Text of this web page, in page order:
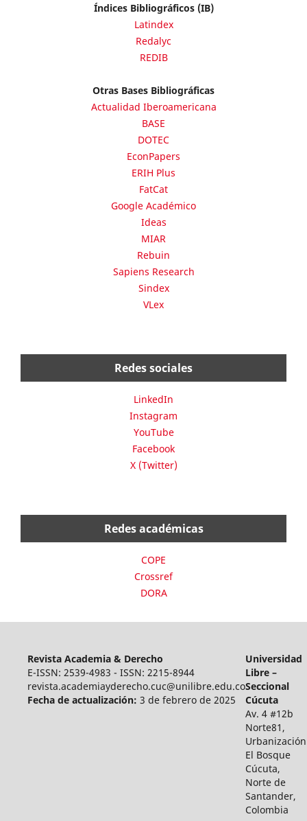
Índices Bibliográficos (IB)
Latindex
Redalyc
REDIB
Otras Bases Bibliográficas
Actualidad Iberoamericana
BASE
DOTEC
EconPapers
ERIH Plus
FatCat
Google Académico
Ideas
MIAR
Rebuin
Sapiens Research
Sindex
VLex
Redes sociales
LinkedIn
Instagram
YouTube
Facebook
X (Twitter)
Redes académicas
COPE
Crossref
DORA
Revista Academia & Derecho
E-ISSN: 2539-4983 - ISSN: 2215-8944
revista.academiayderecho.cuc@unilibre.edu.co
Fecha de actualización: 3 de febrero de 2025
Universidad
Libre –
Seccional
Cúcuta
Av. 4 #12b
Norte81,
Urbanización
El Bosque
Cúcuta,
Norte de
Santander,
Colombia